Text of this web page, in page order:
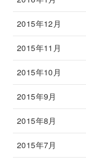
2015年12月
2015年11月
2015年10月
2015年9月
2015年8月
2015年7月